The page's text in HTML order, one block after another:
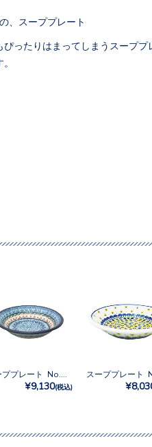
、スーププレート
ったりはまってしまうスーププ
¥9,130(税込)